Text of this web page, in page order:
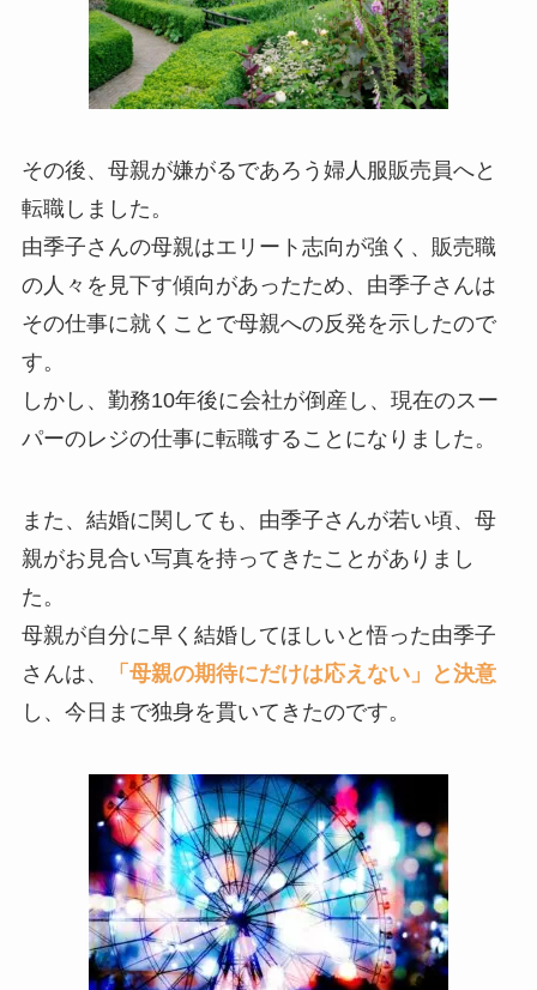
その後、母親が嫌がるであろう婦人服販売員へと
転職しました。
由季子さんの母親はエリート志向が強く、販売職
の人々を見下す傾向があったため、由季子さんは
その仕事に就くことで母親への反発を示したので
す。
しかし、勤務10年後に会社が倒産し、現在のスー
パーのレジの仕事に転職することになりました。
また、結婚に関しても、由季子さんが若い頃、母
親がお見合い写真を持ってきたことがありまし
た。
母親が自分に早く結婚してほしいと悟った由季子
さんは、
「母親の期待にだけは応えない」と決意
し、今日まで独身を貫いてきたのです。